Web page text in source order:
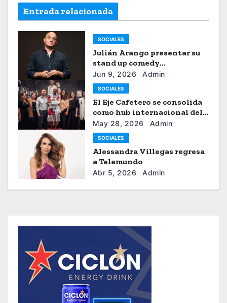
Entrada relacionada
SOCIALES
Julián Arango presentar su
stand up comedy
“Julianchou”
Jun 9, 2026 Admin
SOCIALES
El Eje Cafetero se consolida
como hub internacional del
sistema moda
May 28, 2026 Admin
SOCIALES
Alessandra Villegas regresa
a Telemundo
Abr 5, 2026 Admin